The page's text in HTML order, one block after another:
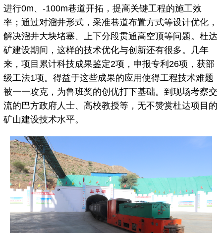
进行0m、-100m巷道开拓，提高关键工程的施工效
率；通过对溜井形式，采准巷道布置方式等设计优化，
解决溜井大块堵塞、上下分段贯通高空顶等问题。杜达
矿建设期间，这样的技术优化与创新还有很多。几年
来，项目累计科技成果鉴定2项，申报专利26项，获部
级工法1项。得益于这些成果的应用使得工程技术难题
被一一攻克，为鲁班奖的创优打下基础。到现场考察交
流的巴方政府人士、高校教授等，无不赞赏杜达项目的
矿山建设技术水平。